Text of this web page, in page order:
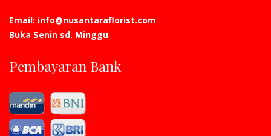
Email: info@nusantaraflorist.com
Buka Senin sd. Minggu
Pembayaran Bank